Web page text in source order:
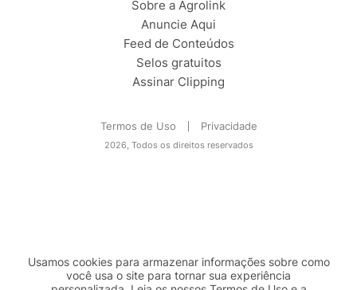
Sobre a Agrolink
Anuncie Aqui
Feed de Conteúdos
Selos gratuitos
Assinar Clipping
Termos de Uso Privacidade
2026, Todos os direitos reservados
Usamos cookies para armazenar informações sobre como
você usa o site para tornar sua experiência